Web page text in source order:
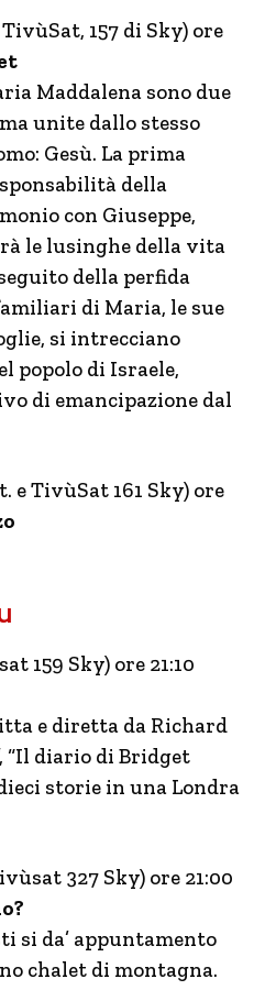
157 di Sky) ore
Maddalena sono due
unite dallo stesso
Gesù. La prima
della
con Giuseppe,
le lusinghe della vita
della perfida
di Maria, le sue
si intrecciano
popolo di Israele,
di emancipazione dal
e TivùSat 161 Sky) ore
159 Sky) ore 21:10
e diretta da Richard
“Il diario di Bridget
storie in una Londra
327 Sky) ore 21:00
si da’ appuntamento
chalet di montagna.